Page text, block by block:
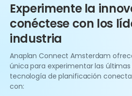
Experimente la
conéctese con los
industria
Anaplan Connect Amsterdam
única para experimentar las
tecnología de planificación
con: